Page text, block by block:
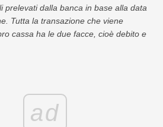
prelevati dalla banca in base alla data
Tutta la transazione che viene
cassa ha le due facce, cioè debito e
ad